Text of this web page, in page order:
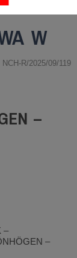
W
R/2025/09/119
–
–
–